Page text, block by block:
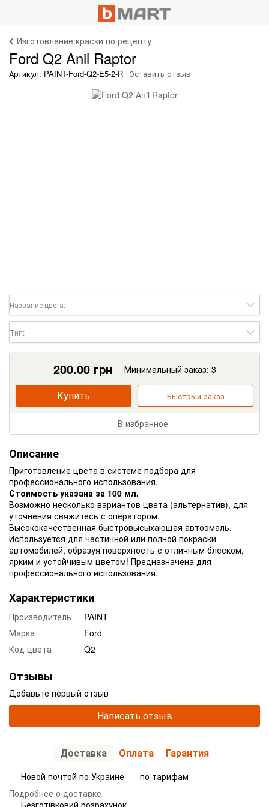
Изготовление краски по рецепту
Ford Q2 Anil Raptor
Артикул: PAINT-Ford-Q2-E5-2-R Оставить отзыв
Название цвета:
Тип:
200.00грн Минимальный заказ: 3
Купить Быстрый заказ
В избранное
Описание
Приготовление цвета в системе подбора для
профессионального использования.
Стоимость указана за 100 мл.
Возможно несколько вариантов цвета (альтернатив), для
уточнения свяжитесь с оператором.
Высококачественная быстровысыхающая автоэмаль.
Используется для частичной или полной покраски
автомобилей, образуя поверхность с отличным блеском,
ярким и устойчивым цветом! Предназначена для
профессионального использования.
Характеристики
Производитель
PAINT
Марка
Ford
Код цвета
Q2
Отзывы
Добавьте первый отзыв
Написать отзыв
Доставка Оплата Гарантия
Новой почтой по Украине — по тарифам
Подробнее о доставке
Безготівковий розрахунок